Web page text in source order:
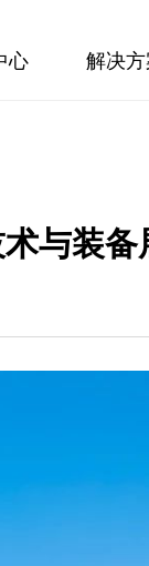
心 解决方
与装